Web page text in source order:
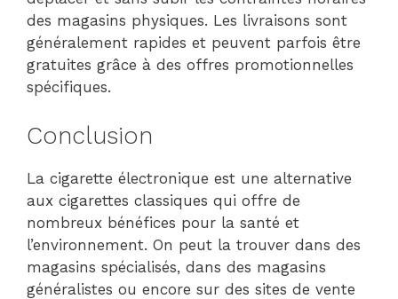
des magasins physiques. Les livraisons sont
généralement rapides et peuvent parfois être
gratuites grâce à des offres promotionnelles
spécifiques.
Conclusion
La cigarette électronique est une alternative
aux cigarettes classiques qui offre de
nombreux bénéfices pour la santé et
l’environnement. On peut la trouver dans des
magasins spécialisés, dans des magasins
généralistes ou encore sur des sites de vente